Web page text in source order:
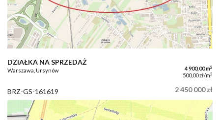
DZIAŁKA NA SPRZEDAŻ
Warszawa, Ursynów 4 900,00 m2
500,00 zł/m2
BRZ-GS-161619 2 450 000 zł